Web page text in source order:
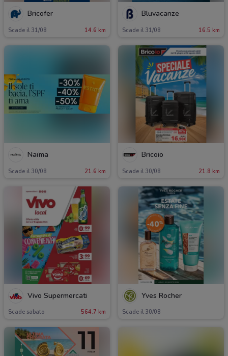
Bricofer
Scade il 31/08 14.6 km
Bluvacanze
Scade il 31/08 16.5 km
Naïma
Scade il 30/08 21.6 km
Bricoio
Scade il 30/08 21.8 km
Vivo Supermercati
Scade sabato 564.7 km
Yves Rocher
Scade il 30/08